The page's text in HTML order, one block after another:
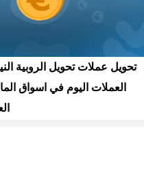
تحويل عملات تحويل الروبية
العملات اليوم في اسواق